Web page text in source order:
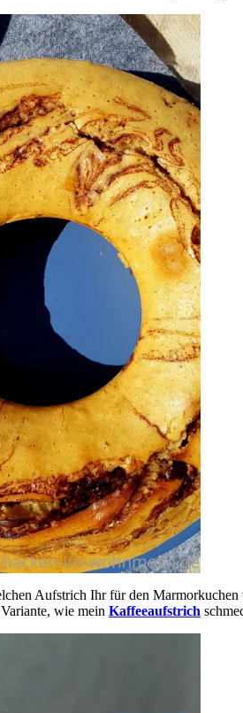
Aufstrich Ihr für den
wie mein Kaffeeaufstrich